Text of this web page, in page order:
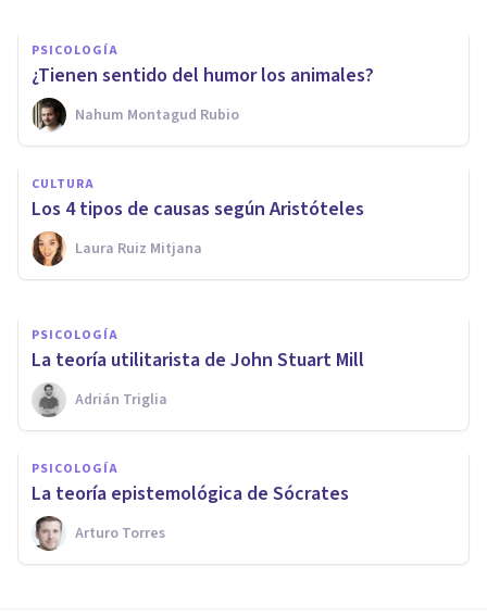
PSICOLOGÍA
¿Tienen sentido del humor los animales?
Nahum Montagud Rubio
CULTURA
Los 4 tipos de causas según Aristóteles
Laura Ruiz Mitjana
CULTURA
La teoría del error de Mackie:
¿existe la moral objetiva?
Oscar Castillero Mimenza
PSICOLOGÍA
La teoría utilitarista de John Stuart Mill
Adrián Triglia
PSICOLOGÍA
La teoría epistemológica de Sócrates
Arturo Torres